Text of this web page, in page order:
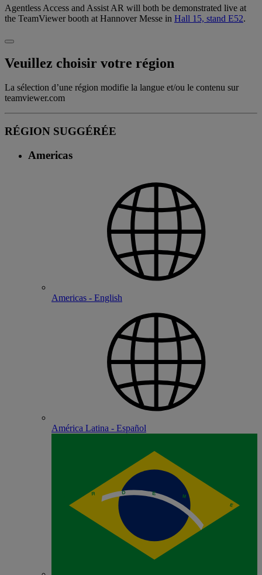
Agentless Access and Assist AR will both be demonstrated live at
the TeamViewer booth at Hannover Messe in Hall 15, stand E52.
Veuillez choisir votre région
La sélection d’une région modifie la langue et/ou le contenu sur
teamviewer.com
RÉGION SUGGÉRÉE
Americas
Americas - English
América Latina - Español